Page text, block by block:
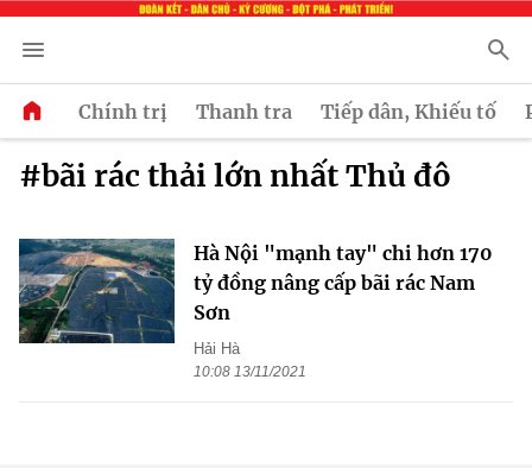
Chính trị Thanh tra Tiếp dân, Khiếu tố
#bãi rác thải lớn nhất Thủ đô
Hà Nội "mạnh tay" chi hơn 170
tỷ đồng nâng cấp bãi rác Nam
Sơn
Hải Hà
10:08 13/11/2021